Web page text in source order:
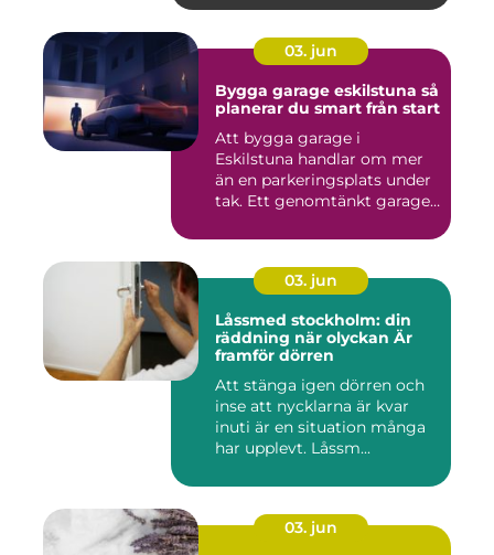
03. jun
Bygga garage eskilstuna så
planerar du smart från start
Att bygga garage i
Eskilstuna handlar om mer
än en parkeringsplats under
tak. Ett genomtänkt garage
03. jun
Låssmed stockholm: din
räddning när olyckan Är
framför dörren
Att stänga igen dörren och
inse att nycklarna är kvar
inuti är en situation många
har upplevt. Låssm...
03. jun